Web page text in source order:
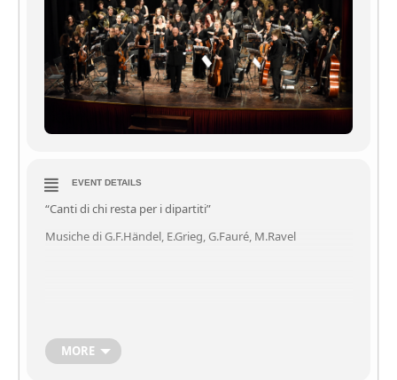
EVENT DETAILS
“Canti di chi resta per i dipartiti”
Musiche di G.F.Händel, E.Grieg, G.Fauré, M.Ravel
MORE